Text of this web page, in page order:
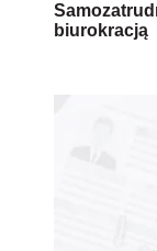
biurokracją